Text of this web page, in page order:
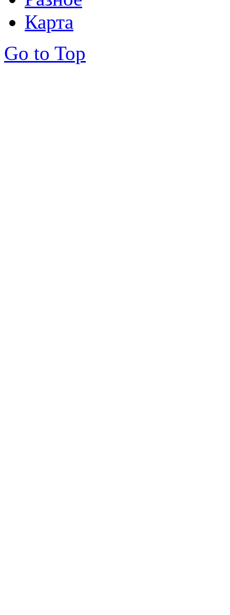
Карта
Go to Top